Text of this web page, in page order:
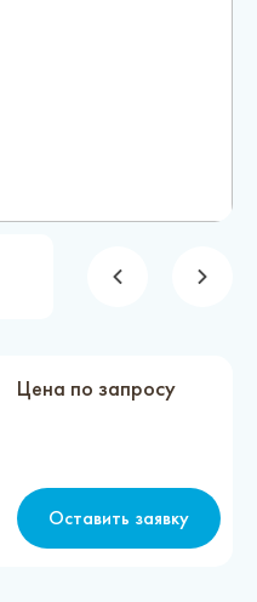
Цена по запросу
Оставить заявку